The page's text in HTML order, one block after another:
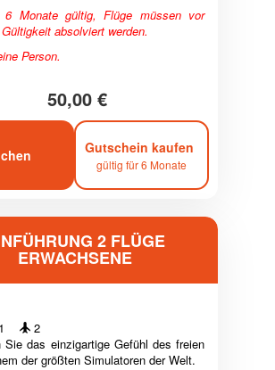
6 Monate gültig, Flüge müssen vor
absolviert werden.
Person.
50,00 €
Gutschein kaufen
gültig für 6 Monate
2 FLÜGE
ERWACHSENE
1
2
Sie das einzigartige Gefühl des freien
der größten Simulatoren der Welt.